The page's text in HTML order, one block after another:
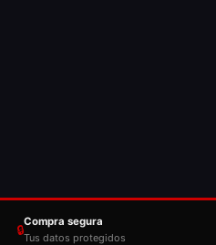
🔒
Compra segura
Tus datos protegidos